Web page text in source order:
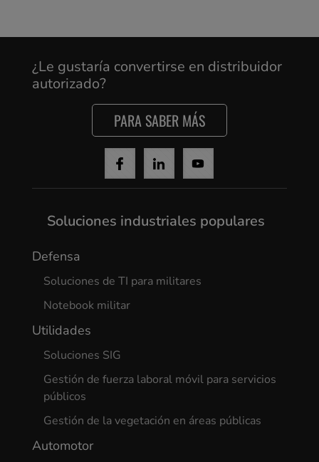
¿Le gustaría convertirse en distribuidor
autorizado?
PARA SABER MÁS
Soluciones industriales populares
Defensa
Soluciones de TI para militares
Notebook militar
Utilidades
Soluciones SIG
Gestión de fuerza laboral móvil para servicios
públicos
Gestión de la vegetación en áreas públicas
Automotor